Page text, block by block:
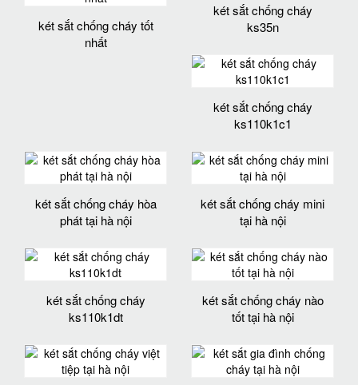
két sắt chống cháy tốt
nhất
két sắt chống cháy
ks35n
két sắt chống cháy
ks110k1c1
két sắt chống cháy hòa
phát tại hà nội
két sắt chống cháy mini
tại hà nội
két sắt chống cháy
ks110k1dt
két sắt chống cháy nào
tốt tại hà nội